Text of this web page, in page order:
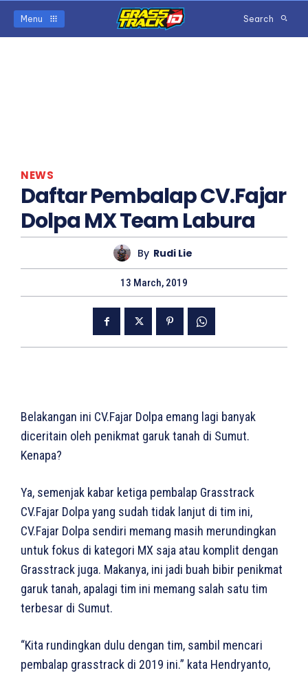
Menu Search
NEWS
Daftar Pembalap CV.Fajar
Dolpa MX Team Labura
By Rudi Lie
13 March, 2019
Belakangan ini CV.Fajar Dolpa emang lagi banyak
diceritain oleh penikmat garuk tanah di Sumut.
Kenapa?
Ya, semenjak kabar ketiga pembalap Grasstrack
CV.Fajar Dolpa yang sudah tidak lanjut di tim ini,
CV.Fajar Dolpa sendiri memang masih merundingkan
untuk fokus di kategori MX saja atau komplit dengan
Grasstrack juga. Makanya, ini jadi buah bibir penikmat
garuk tanah, apalagi tim ini memang salah satu tim
terbesar di Sumut.
“Kita rundingkan dulu dengan tim, sambil mencari
pembalap grasstrack di 2019 ini.” kata Hendryanto,